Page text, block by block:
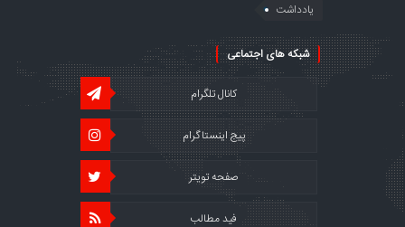
یادداشت
شبکه های اجتماعی
کانال تلگرام
پیج اینستاگرام
صفحه تویتر
فید مطالب